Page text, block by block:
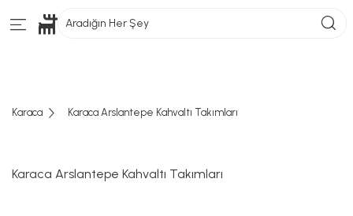
Aradığın Her Şey
Karaca Karaca Arslantepe Kahvaltı Takımları
Karaca Arslantepe Kahvaltı Takımları